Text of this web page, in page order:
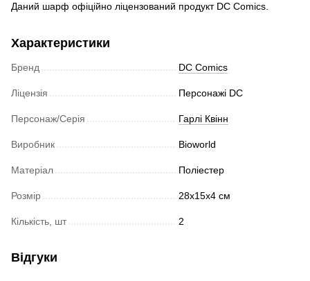
Даний шарф офіційно ліцензований продукт DC Comics.
Характеристики
Бренд DC Comics
Ліцензія Персонажі DC
Персонаж/Серія Гарлі Квінн
Виробник Bioworld
Матеріал Поліестер
Розмір 28x15x4 см
Кількість, шт 2
Відгуки